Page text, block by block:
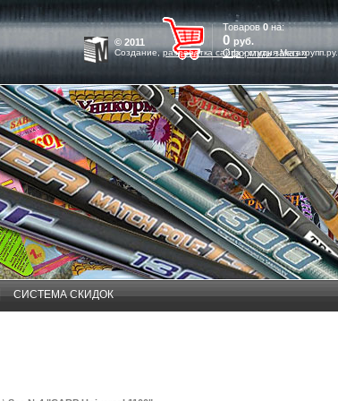
Товаров0на:
0 руб.
Оформить заказ »
СИСТЕМА СКИДОК
© 2011
Создание,разработка сайта- студия Мегагрупп.ру.